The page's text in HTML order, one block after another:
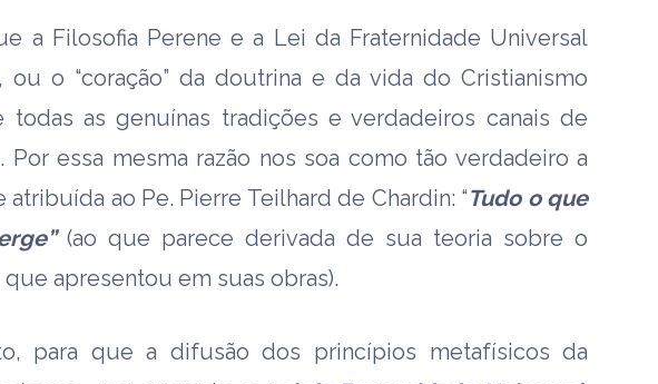
a Filosofia Perene e a Lei da Fraternidade Universal
ou o “coração” da doutrina e da vida do Cristianismo
as genuínas tradições e verdadeiros canais de
Por essa mesma razão nos soa como tão verdadeiro a
ao Pe. Pierre Teilhard de Chardin: “Tudo o que
(ao que parece derivada de sua teoria sobre o
que apresentou em suas obras).
para que a difusão dos princípios metafísicos da